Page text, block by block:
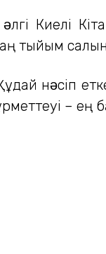
Киелі
тыйым
Құдай
– ең